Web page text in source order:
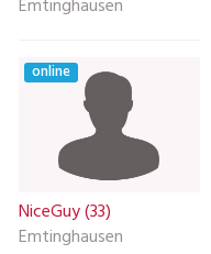
Emtinghausen
online
NiceGuy (33)
Emtinghausen